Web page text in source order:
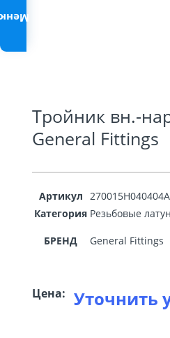
Тройник вн.-
General Fittings
Артикул 270015H040404A
Категория Резьбовые
БРЕНД General Fittings
Цена: Уточнить